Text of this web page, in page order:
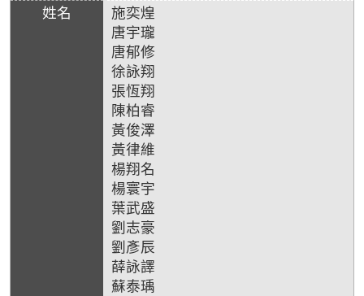
施奕煌
唐宇瓏
唐郁修
徐詠翔
張恆翔
陳柏睿
黃俊澤
黃律維
楊翔名
楊寰宇
葉武盛
劉志豪
劉彥辰
薛詠譯
蘇泰瑀